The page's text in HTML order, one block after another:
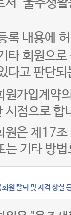
서 "울주생
록 내용에
타 회원으로
다고 판단되
원가입계약
시점으로 합
원은 제17조
는 기타 방
원 탈퇴 및 자격 상실